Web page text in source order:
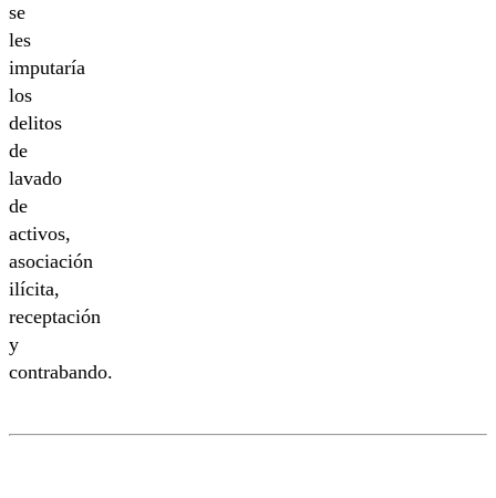
se
les
imputaría
los
delitos
de
lavado
de
activos,
asociación
ilícita,
receptación
y
contrabando.